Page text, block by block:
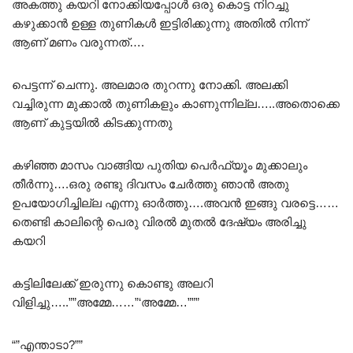
അകത്തു കയറി നോക്കിയപ്പോൾ ഒരു കൊട്ട നിറച്ചു
കഴുക്കാൻ ഉള്ള തുണികൾ ഇട്ടിരിക്കുന്നു അതിൽ നിന്ന്
ആണ് മണം വരുന്നത്….
പെട്ടന്ന് ചെന്നു. അലമാര തുറന്നു നോക്കി. അലക്കി
വച്ചിരുന്ന മുക്കാൽ തുണികളും കാണുന്നില്ല…..അതൊക്കെ
ആണ് കുട്ടയിൽ കിടക്കുന്നതു
കഴിഞ്ഞ മാസം വാങ്ങിയ പുതിയ പെർഫ്യൂം മുക്കാലും
തീർന്നു….ഒരു രണ്ടു ദിവസം ചേർത്തു ഞാൻ അതു
ഉപയോഗിച്ചില്ല എന്നു ഓർത്തു….അവൻ ഇങ്ങു വരട്ടെ……
തെണ്ടി കാലിന്റെ പെരു വിരൽ മുതൽ ദേഷ്യം അരിച്ചു
കയറി
കട്ടിലിലേക്ക് ഇരുന്നു കൊണ്ടു അലറി
വിളിച്ചു…..””അമ്മേ……”‘അമ്മേ…”””
“”എന്താടാ?””